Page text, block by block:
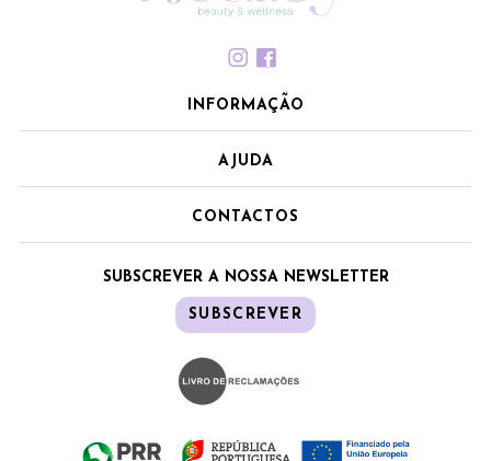
INFORMAÇÃO
AJUDA
CONTACTOS
SUBSCREVER A NOSSA NEWSLETTER
SUBSCREVER